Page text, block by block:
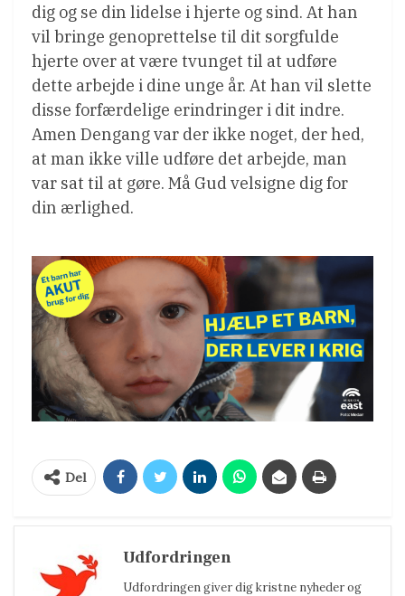
dig og se din lidelse i hjerte og sind. At han
vil bringe genoprettelse til dit sorgfulde
hjerte over at være tvunget til at udføre
dette arbejde i dine unge år. At han vil slette
disse forfærdelige erindringer i dit indre.
Amen Dengang var der ikke noget, der hed,
at man ikke ville udføre det arbejde, man
var sat til at gøre. Må Gud velsigne dig for
din ærlighed.
Del
Udfordringen
Udfordringen giver dig kristne nyheder og